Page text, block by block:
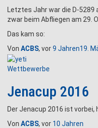
Letztes Jahr war die D-5289
zwar beim Abfliegen am 29.
Das kam so:
Von ACBS, vor9 Jahren19.
Wettbewerbe
Jenacup 2016
Der Jenacup 2016 ist vorbei,
Von ACBS, vor 10 Jahren